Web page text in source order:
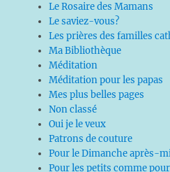
Le Rosaire des Mamans
Le saviez-vous?
Les prières des familles
Ma Bibliothèque
Méditation
Méditation pour les papas
Mes plus belles pages
Non classé
Oui je le veux
Patrons de couture
Pour le Dimanche après-
Pour les petits comme